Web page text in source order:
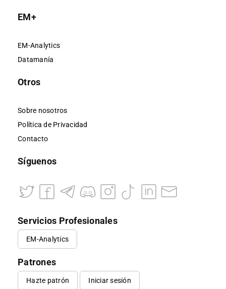
EM+
EM-Analytics
Datamanía
Otros
Sobre nosotros
Política de Privacidad
Contacto
Síguenos
Servicios Profesionales
EM-Analytics
Patrones
Hazte patrón Iniciar sesión